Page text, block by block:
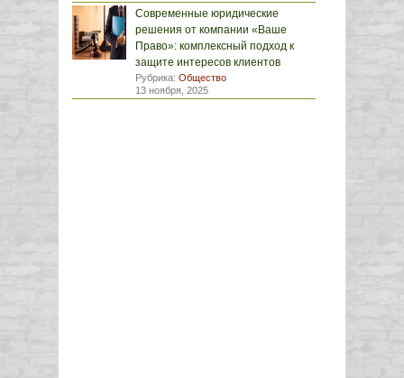
Современные юридические
решения от компании «Ваше
Право»: комплексный подход к
защите интересов клиентов
Рубрика: Общество
13 ноября, 2025